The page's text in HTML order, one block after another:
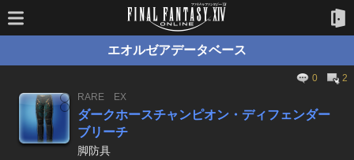
エオルゼアデータベース
0
2
RARE
EX
ダークホースチャンピオン・ディフェンダー
ブリーチ
脚防具